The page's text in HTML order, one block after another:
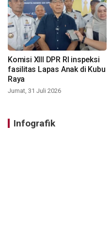
Komisi XIII DPR RI inspeksi
fasilitas Lapas Anak di Kubu
Raya
Jumat, 31 Juli 2026
Infografik